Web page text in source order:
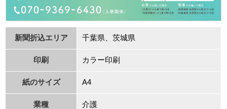
新聞折込エリア 千葉県、茨城県
印刷 カラー印刷
紙のサイズ A4
業種 介護